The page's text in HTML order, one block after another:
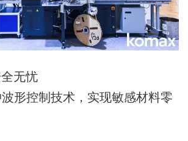
无忧
形控制技术，实现敏感材料零